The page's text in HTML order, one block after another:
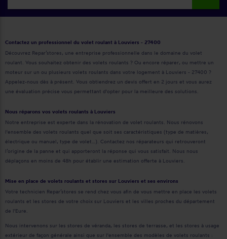
Contactez un professionnel du volet roulant à Louviers - 27400
Découvrez Repar’stores, une entreprise professionnelle dans le domaine du volet
roulant. Vous souhaitez obtenir des volets roulants ? Ou encore réparer, ou mettre un
moteur sur un ou plusieurs volets roulants dans votre logement à Louviers - 27400 ?
Appelez-nous dès à présent. Vous obtiendrez un devis offert en 2 jours et vous aurez
une évaluation précise vous permettant d'opter pour la meilleure des solutions.
Nous réparons vos volets roulants à Louviers
Notre entreprise est experte dans la rénovation de volet roulants. Nous rénovons
l'ensemble des volets roulants quel que soit ses caractéristiques (type de matières,
électrique ou manuel, type de volet…). Contactez nos réparateurs qui retrouveront
l’origine de la panne et qui apporteront la réponse qui vous satisfait. Nous nous
déplaçons en moins de 48h pour établir une estimation offerte à Louviers.
Mise en place de volets roulants et stores sur Louviers et ses environs
Votre technicien Repar’stores se rend chez vous afin de vous mettre en place les volets
roulants et les stores de votre choix sur Louviers et les villes proches du département
de l'Eure.
Nous intervenons sur les stores de véranda, les stores de terrasse, et les stores à usage
extérieur de façon générale ainsi que sur l'ensemble des modèles de volets roulants :